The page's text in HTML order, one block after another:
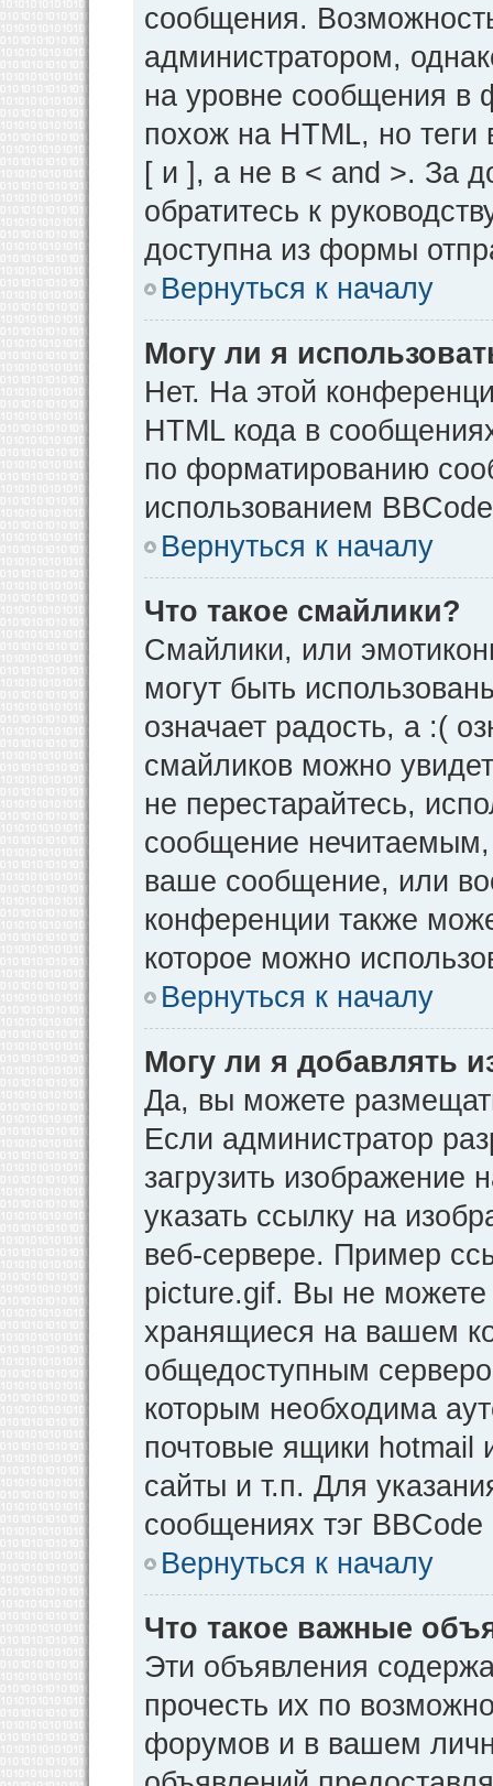
сообщения.
администратором,
на уровне сообщения в
похож на HTML, но теги
[ и ], а не в < and >. За
обратитесь к
доступна из формы
Вернуться к началу
Могу ли я
Нет. На этой
HTML кода в
по форматированию
использованием
Вернуться к началу
Что такое смайлики?
Смайлики, или
могут быть
означает радость, а :(
смайликов можно
не перестарайтесь,
сообщение нечитаемым,
ваше сообщение, или
конференции также
которое можно
Вернуться к началу
Могу ли я добавлять
Да, вы можете
Если администратор
загрузить
указать ссылку на
веб-сервере. Пример
picture.gif. Вы не можете
хранящиеся на вашем
общедоступным
которым необходима
почтовые ящики
сайты и т.п. Для
сообщениях тэг BBCode
Вернуться к началу
Что такое важные
Эти объявления
прочесть их по
форумов и в вашем